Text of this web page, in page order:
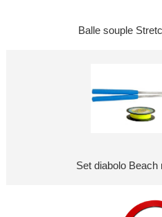
Balle souple
Set diabolo Beach